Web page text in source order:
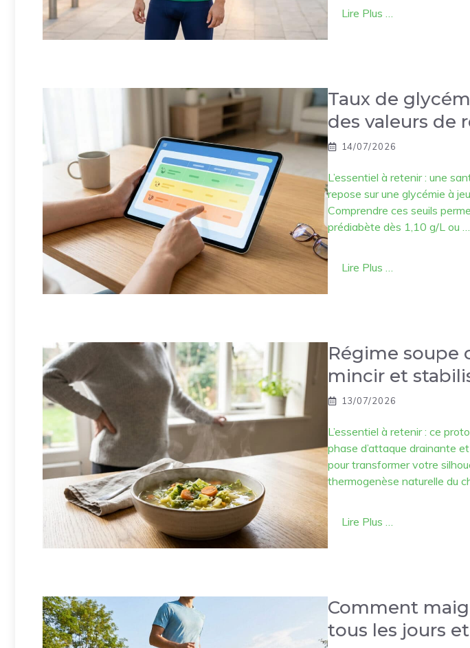
Lire Plus …
Taux de
des valeurs de
14/07/2026
L’essentiel à retenir : une
repose sur une glycémie à
Comprendre ces seuils
prédiabète dès 1,10 g/L ou …
Lire Plus …
Régime soupe
mincir et
13/07/2026
L’essentiel à retenir : ce
phase d’attaque drainante
pour transformer votre
thermogenèse naturelle du
Lire Plus …
Comment
tous les jours et